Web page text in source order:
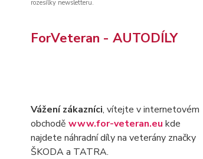
rozesílky newsletteru.
ForVeteran - AUTODÍLY
Vážení zákazníci, vítejte v internetovém
obchodě www.for-veteran.eu kde
najdete náhradní díly na veterány značky
ŠKODA a TATRA.